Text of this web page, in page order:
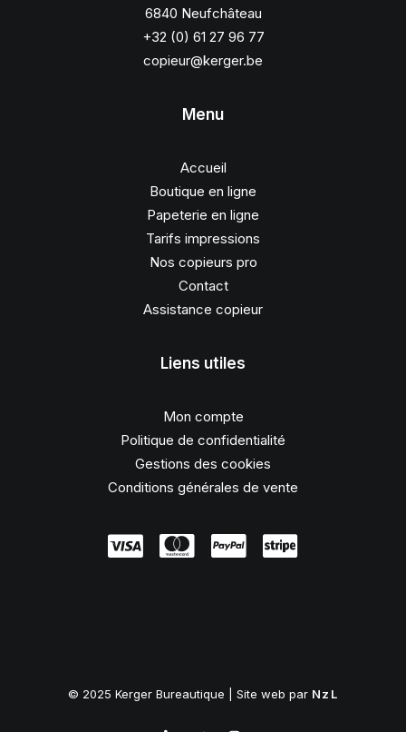
6840 Neufchâteau
+32 (0) 61 27 96 77
copieur@kerger.be
Menu
Accueil
Boutique en ligne
Papeterie en ligne
Tarifs impressions
Nos copieurs pro
Contact
Assistance copieur
Liens utiles
Mon compte
Politique de confidentialité
Gestions des cookies
Conditions générales de vente
© 2025 Kerger Bureautique | Site web par NzL